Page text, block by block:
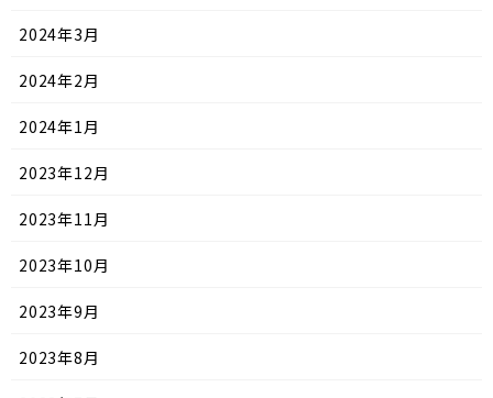
2024年3月
2024年2月
2024年1月
2023年12月
2023年11月
2023年10月
2023年9月
2023年8月